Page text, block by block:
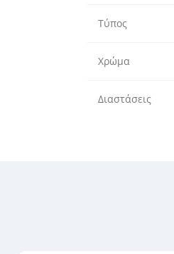
Τύπος
Χρώμα
Διαστάσεις